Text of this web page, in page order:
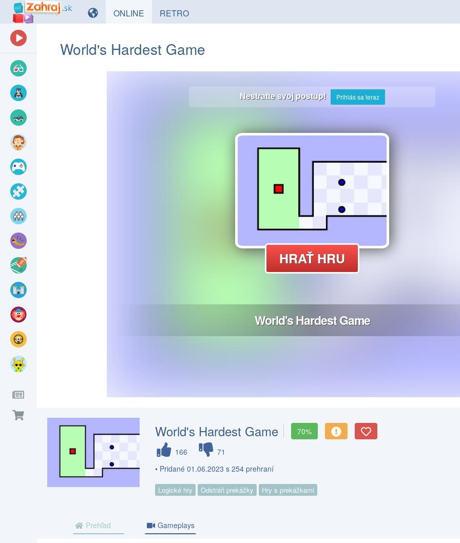
ONLINE HRYRETROHRY
World's Hardest Game
World's Hardest Game
70%
166
71
• Pridané 01.06.2023 s 254 prehraní
Logické hry Odstráň prekážky Hry s prekážkami
Prehľad Gameplays